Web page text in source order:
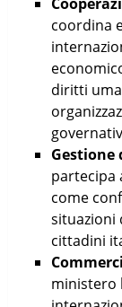
coordina
diritti
Gestione
partecipa
come
situazioni
cittadini
ministero